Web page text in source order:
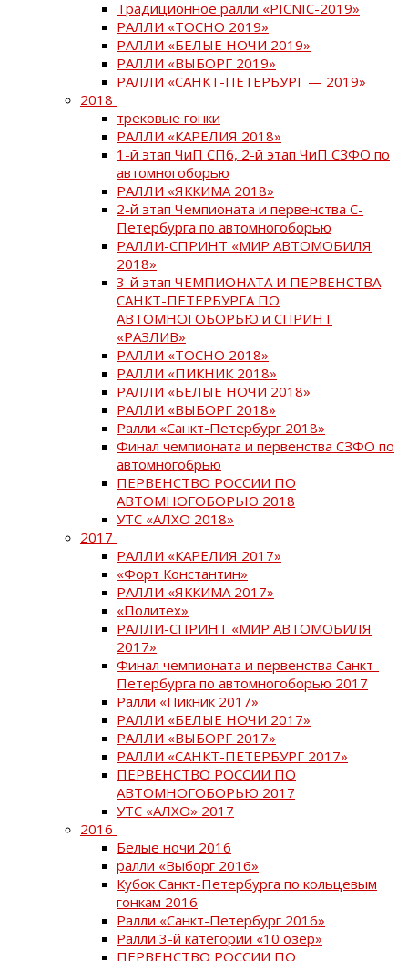
Традиционное ралли «PICNIC-2019»
РАЛЛИ «ТОСНО 2019»
РАЛЛИ «БЕЛЫЕ НОЧИ 2019»
РАЛЛИ «ВЫБОРГ 2019»
РАЛЛИ «САНКТ-ПЕТЕРБУРГ — 2019»
2018
трековые гонки
РАЛЛИ «КАРЕЛИЯ 2018»
1-й этап ЧиП СПб, 2-й этап ЧиП СЗФО по
автомногоборью
РАЛЛИ «ЯККИМА 2018»
2-й этап Чемпионата и первенства С-
Петербурга по автомногоборью
РАЛЛИ-СПРИНТ «МИР АВТОМОБИЛЯ
2018»
3-й этап ЧЕМПИОНАТА И ПЕРВЕНСТВА
САНКТ-ПЕТЕРБУРГА ПО
АВТОМНОГОБОРЬЮ и СПРИНТ
«РАЗЛИВ»
РАЛЛИ «ТОСНО 2018»
РАЛЛИ «ПИКНИК 2018»
РАЛЛИ «БЕЛЫЕ НОЧИ 2018»
РАЛЛИ «ВЫБОРГ 2018»
Ралли «Санкт-Петербург 2018»
Финал чемпионата и первенства СЗФО по
автомногобрью
ПЕРВЕНСТВО РОССИИ ПО
АВТОМНОГОБОРЬЮ 2018
УТС «АЛХО 2018»
2017
РАЛЛИ «КАРЕЛИЯ 2017»
«Форт Константин»
РАЛЛИ «ЯККИМА 2017»
«Политех»
РАЛЛИ-СПРИНТ «МИР АВТОМОБИЛЯ
2017»
Финал чемпионата и первенства Санкт-
Петербурга по автомногоборью 2017
Ралли «Пикник 2017»
РАЛЛИ «БЕЛЫЕ НОЧИ 2017»
РАЛЛИ «ВЫБОРГ 2017»
РАЛЛИ «САНКТ-ПЕТЕРБУРГ 2017»
ПЕРВЕНСТВО РОССИИ ПО
АВТОМНОГОБОРЬЮ 2017
УТС «АЛХО» 2017
2016
Белые ночи 2016
ралли «Выборг 2016»
Кубок Санкт-Петербурга по кольцевым
гонкам 2016
Ралли «Санкт-Петербург 2016»
Ралли 3-й категории «10 озер»
ПЕРВЕНСТВО РОССИИ ПО